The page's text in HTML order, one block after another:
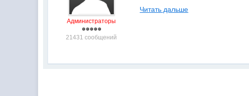
Администраторы
21431 сообщений
Читать дальше